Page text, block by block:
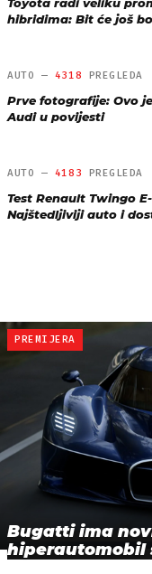
hibridima: Bit će još
AUTO — 4318 PREGLEDA
Prve fotografije: Ovo
Audi u povijesti
AUTO — 4183 PREGLEDA
Test Renault Twingo
Najštedljiviji auto i
PREMIJERA
Bugatti ima
hiperautomobil